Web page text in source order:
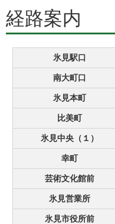
経路案内
氷見駅口
南大町口
氷見本町
比美町
氷見中央（１）
幸町
芸術文化館前
氷見営業所
氷見市役所前